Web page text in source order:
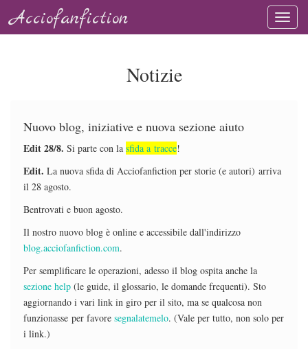
Acciofanfiction
Notizie
Nuovo blog, iniziative e nuova sezione aiuto
Edit 28/8. Si parte con la sfida a tracce!
Edit. La nuova sfida di Acciofanfiction per storie (e autori) arriva
il 28 agosto.
Bentrovati e buon agosto.
Il nostro nuovo blog è online e accessibile dall'indirizzo
blog.acciofanfiction.com.
Per semplificare le operazioni, adesso il blog ospita anche la
sezione help (le guide, il glossario, le domande frequenti). Sto
aggiornando i vari link in giro per il sito, ma se qualcosa non
funzionasse per favore segnalatemelo. (Vale per tutto, non solo per
i link.)